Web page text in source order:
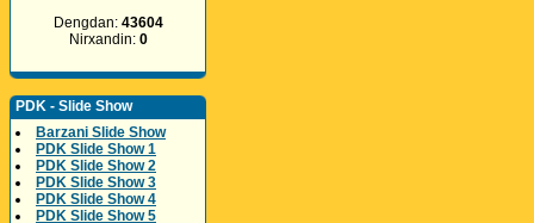
Dengdan: 43604
Nirxandin: 0
PDK - Slide Show
Barzani Slide Show
PDK Slide Show 1
PDK Slide Show 2
PDK Slide Show 3
PDK Slide Show 4
PDK Slide Show 5